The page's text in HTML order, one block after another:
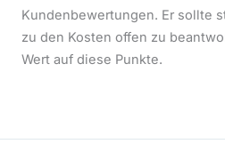
Kundenbewertungen. Er sollte
zu den Kosten offen zu
Wert auf diese Punkte.